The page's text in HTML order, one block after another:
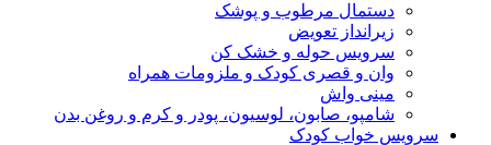
دستمال مرطوب و پوشک
زیرانداز تعویض
سرویس حوله و خشک کن
وان و قصری کودک و ملزومات همراه
مینی واش
شامپو، صابون، لوسیون، پودر و کرم و روغن بدن
سرویس خواب کودک